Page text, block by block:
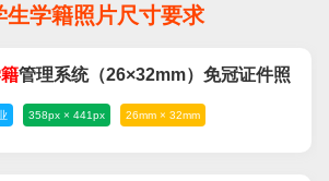
生学籍照片尺寸要求
管理系统（26×32mm）免冠证件照
358px × 441px 26mm × 32mm